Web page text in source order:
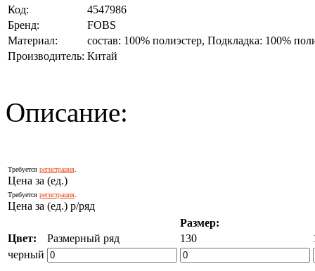
Код:
4547986
Бренд:
FOBS
Материал:
состав: 100% полиэстер, Подкладка: 100%
Производитель: Китай
Описание:
Требуется регистрация
Цена за (ед.)
Требуется регистрация
Цена за (ед.) р/ряд
Размер:
Цвет:
Размерный ряд 130
черный